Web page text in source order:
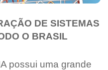
DE SISTEMAS
O BRASIL
possui uma grande